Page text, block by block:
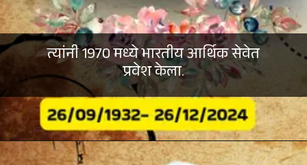
त्यांनी 1970 मध्ये भारतीय आर्थिक सेवेत
प्रवेश केला.